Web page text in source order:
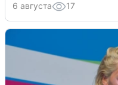
6 августа 17